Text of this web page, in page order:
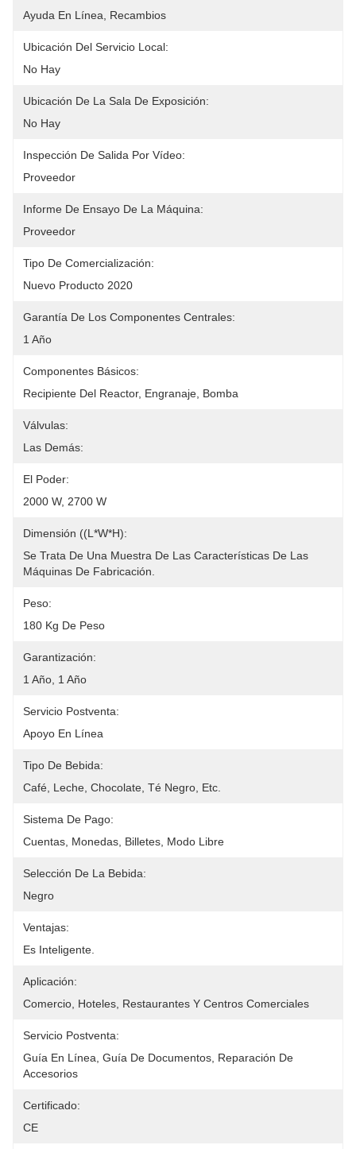
Ayuda En Línea, Recambios
Ubicación Del Servicio Local:
No Hay
Ubicación De La Sala De Exposición:
No Hay
Inspección De Salida Por Vídeo:
Proveedor
Informe De Ensayo De La Máquina:
Proveedor
Tipo De Comercialización:
Nuevo Producto 2020
Garantía De Los Componentes Centrales:
1 Año
Componentes Básicos:
Recipiente Del Reactor, Engranaje, Bomba
Válvulas:
Las Demás:
El Poder:
2000 W, 2700 W
Dimensión ((L*W*H):
Se Trata De Una Muestra De Las Características De Las
Máquinas De Fabricación.
Peso:
180 Kg De Peso
Garantización:
1 Año, 1 Año
Servicio Postventa:
Apoyo En Línea
Tipo De Bebida:
Café, Leche, Chocolate, Té Negro, Etc.
Sistema De Pago:
Cuentas, Monedas, Billetes, Modo Libre
Selección De La Bebida:
Negro
Ventajas:
Es Inteligente.
Aplicación:
Comercio, Hoteles, Restaurantes Y Centros Comerciales
Servicio Postventa:
Guía En Línea, Guía De Documentos, Reparación De
Accesorios
Certificado:
CE